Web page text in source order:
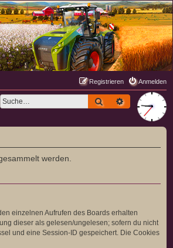
Anmelden
Registrieren
SucheErweiterte
werden.
einzelnen Aufrufen des Boards erhalten
dieser als gelesen/ungelesen; sofern du nicht
und eine Session-ID gespeichert. Die Cookies